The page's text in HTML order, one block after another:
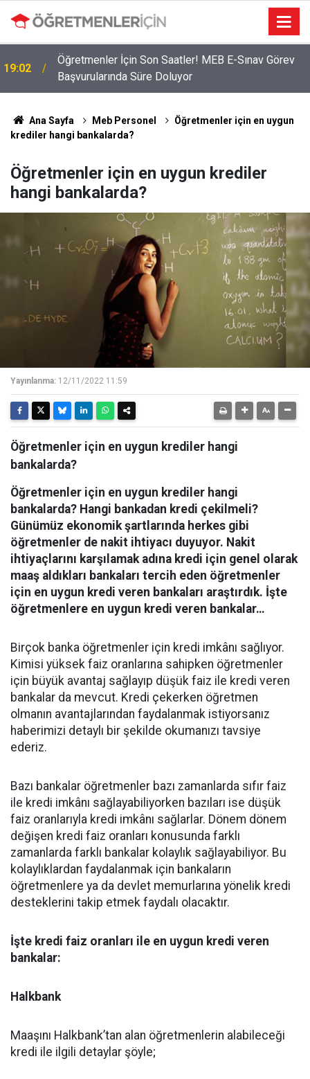
19:02
Öğretmenler İçin Son Saatler! MEB E-Sınav Görev
Başvurularında Süre Doluyor
Ana Sayfa Meb Personel
Öğretmenler için en uygun
krediler hangi bankalarda?
Öğretmenler için en uygun krediler
hangi bankalarda?
Yayınlanma: 12/11/2022 11:59
Öğretmenler için en uygun krediler hangi
bankalarda?
Öğretmenler için en uygun krediler hangi
bankalarda? Hangi bankadan kredi çekilmeli?
Günümüz ekonomik şartlarında herkes gibi
öğretmenler de nakit ihtiyacı duyuyor. Nakit
ihtiyaçlarını karşılamak adına kredi için genel olarak
maaş aldıkları bankaları tercih eden öğretmenler
için en uygun kredi veren bankaları araştırdık. İşte
öğretmenlere en uygun kredi veren bankalar…
Birçok banka öğretmenler için kredi imkânı sağlıyor.
Kimisi yüksek faiz oranlarına sahipken öğretmenler
için büyük avantaj sağlayıp düşük faiz ile kredi veren
bankalar da mevcut. Kredi çekerken öğretmen
olmanın avantajlarından faydalanmak istiyorsanız
haberimizi detaylı bir şekilde okumanızı tavsiye
ederiz.
Bazı bankalar öğretmenler bazı zamanlarda sıfır faiz
ile kredi imkânı sağlayabiliyorken bazıları ise düşük
faiz oranlarıyla kredi imkânı sağlarlar. Dönem dönem
değişen kredi faiz oranları konusunda farklı
zamanlarda farklı bankalar kolaylık sağlayabiliyor. Bu
kolaylıklardan faydalanmak için bankaların
öğretmenlere ya da devlet memurlarına yönelik kredi
desteklerini takip etmek faydalı olacaktır.
İşte kredi faiz oranları ile en uygun kredi veren
bankalar:
Halkbank
Maaşını Halkbank’tan alan öğretmenlerin alabileceği
kredi ile ilgili detaylar şöyle;